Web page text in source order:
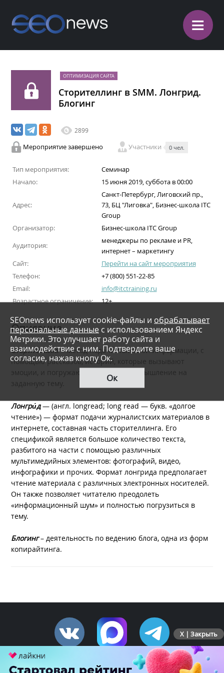
≡
ОПТИМИЗАЦИЯ САЙТА
Сторителлинг в SMM. Лонгрид.
Блогинг
2899
Мероприятие завершено Участники 0 чел.
Тип мероприятия:
Семинар
Начало:
15 июня 2019, суббота в 00:00
Адрес:
Санкт-Петербург, Лиговский пр.,
73, БЦ "Лиговка", Бизнес-школа ITC
Group
Организатор:
Бизнес-школа ITC Group
Аудитория:
менеджеры по рекламе и PR,
интернет – маркетингу
Сайт:
Перейти на сайт мероприятия
Телефон:
+7 (800) 551-22-85
Email:
info@itctraining.ru
Возрастное ограничение:
12+
Описание
Сторителлинг– метод подачи полезной информации, с
помощью рассказов, историй, которые вызывают
эмоции, и погружают читателя в размышление на
заданную тему.
Лонгрид— (англ. longread; long read — букв. «долгое
чтение») — формат подачи журналистских материалов в
интернете, составная часть сторителлинга. Его
спецификой является большое количество текста,
разбитого на части с помощью различных
мультимедийных элементов: фотографий, видео,
инфографики и прочих. Формат лонгрида предполагает
чтение материала с различных электронных носителей.
Он также позволяет читателю преодолеть
«информационный шум» и полностью погрузиться в
тему.
Блогинг– деятельность по ведению блога, одна из форм
копирайтинга.
X | Закрыть
SEOnews использует cookie-файлы и обрабатывает
персональные данные с использованием Яндекс
Метрики. Это улучшает работу сайта и
взаимодействие с ним. Подтвердите ваше
согласие, нажав кнопу Ок.
Ок
ПЕРЕЙТИ НА ПОЛНУЮ ВЕРСИЮ